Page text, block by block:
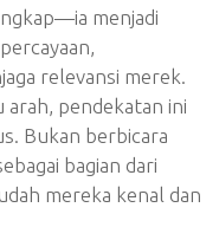
menjadi
relevansi merek.
arah, pendekatan ini
Bukan berbicara
bagian dari
mereka kenal dan